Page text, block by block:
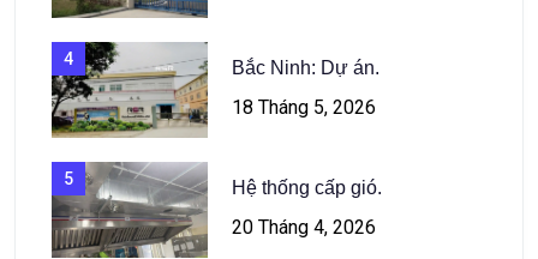
4 Bắc Ninh: Dự án.
18 Tháng 5, 2026
5 Hệ thống cấp gió.
20 Tháng 4, 2026